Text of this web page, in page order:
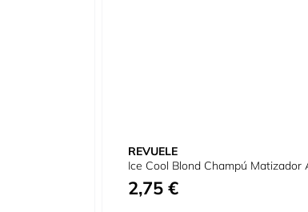
REVUELE
Ice Cool Blond Champú Matizador
2,75 €